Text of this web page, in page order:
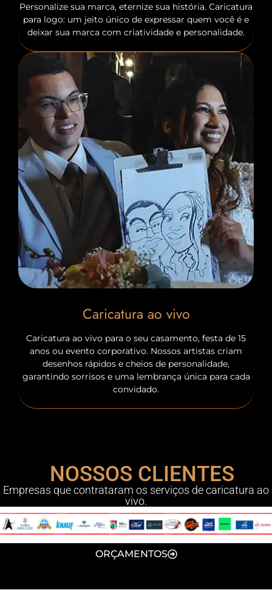
Personalize sua marca, eternize sua história. Caricatura
para logo: um jeito único de expressar quem você é e
deixar sua marca com criatividade e personalidade.
Caricatura ao vivo
Caricatura ao vivo para o seu casamento, festa de 15
anos ou evento corporativo. Nossos artistas criam
desenhos rápidos e cheios de personalidade,
garantindo sorrisos e uma lembrança única para cada
convidado.
NOSSOS CLIENTES
Empresas que contrataram os serviços de caricatura ao
vivo.
ORÇAMENTOS